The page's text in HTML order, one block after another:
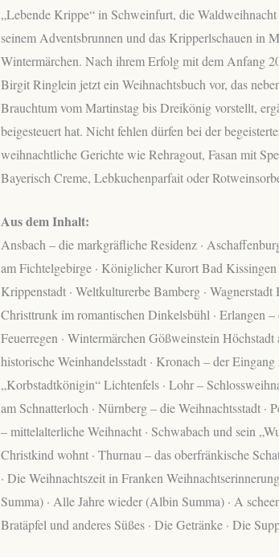
„Lebende Krippe“ in Schweinfurt, die
seinem Adventsbrunnen und das Kripperlschauen in
Wintermärchen. Nach ihrem Erfolg mit dem Anfang
Birgit Ringlein jetzt ein Weihnachtsbuch vor, das
Brauchtum vom Martinstag bis Dreikönig vorstellt,
beigesteuert hat. Nicht fehlen dürfen bei der
weihnachtliche Gerichte wie Rehragout, Fasan mit
Bayerisch Creme, Lebkuchenparfait oder
Aus dem Inhalt:
Ansbach – die markgräfliche Residenz ·
am Fichtelgebirge · Königlicher Kurort Bad
Krippenstadt · Weltkulturerbe Bamberg ·
Christtrunk im romantischen Dinkelsbühl · Erlangen
Feuerregen · Wintermärchen Gößweinstein
historische Weinhandelsstadt · Kronach – der
„Korbstadtkönigin“ Lichtenfels · Lohr –
am Schnatterloch · Nürnberg – die Weihnachtsstadt
– mittelalterliche Weihnacht · Schwabach und sein
Christkind wohnt · Thurnau – das oberfränkische
· Die Weihnachtszeit in Franken
Summa) · Alle Jahre wieder (Albin Summa) · A
Bratäpfel und anderes Süßes · Die Getränke · Die